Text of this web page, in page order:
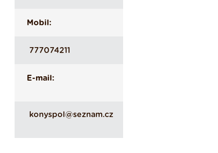
Mobil:
777074211
E-mail:
konyspol@seznam.cz